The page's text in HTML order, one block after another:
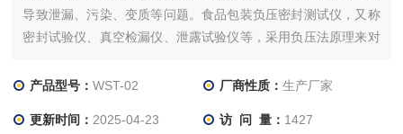
导致泄漏、污染、变质等问题。食品包装负压密封测试仪，又称
密封试验仪、真空检漏仪、泄露试验仪等，采用负压法原理来对
产品型号：WST-02 厂商性质： 生产厂家
更新时间： 2025-04-23 访 问 量： 1427